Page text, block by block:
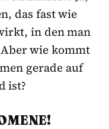
das fast wie
in den man
wie kommt
gerade auf
ist?